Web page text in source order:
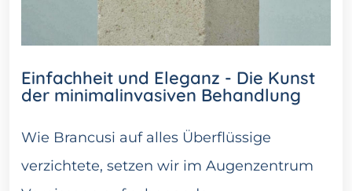
Einfachheit und Eleganz - Die Kunst
der minimalinvasiven Behandlung
Wie Brancusi auf alles Überflüssige
verzichtete, setzen wir im Augenzentrum